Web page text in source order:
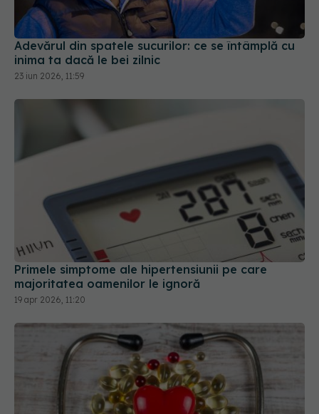
Adevărul din spatele sucurilor: ce se întâmplă cu
inima ta dacă le bei zilnic
23 iun 2026, 11:59
Primele simptome ale hipertensiunii pe care
majoritatea oamenilor le ignoră
19 apr 2026, 11:20